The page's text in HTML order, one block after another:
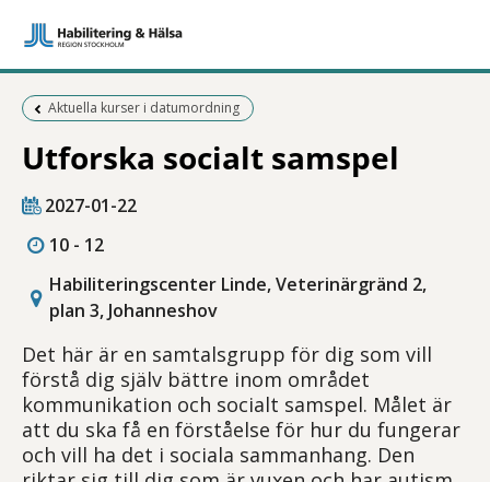
Föregående sida:
Aktuella kurser i datumordning
Utforska socialt samspel
2027-01-22
10 - 12
Habiliteringscenter Linde, Veterinärgränd 2,
plan 3, Johanneshov
Det här är en samtalsgrupp för dig som vill
förstå dig själv bättre inom området
kommunikation och socialt samspel. Målet är
att du ska få en förståelse för hur du fungerar
och vill ha det i sociala sammanhang. Den